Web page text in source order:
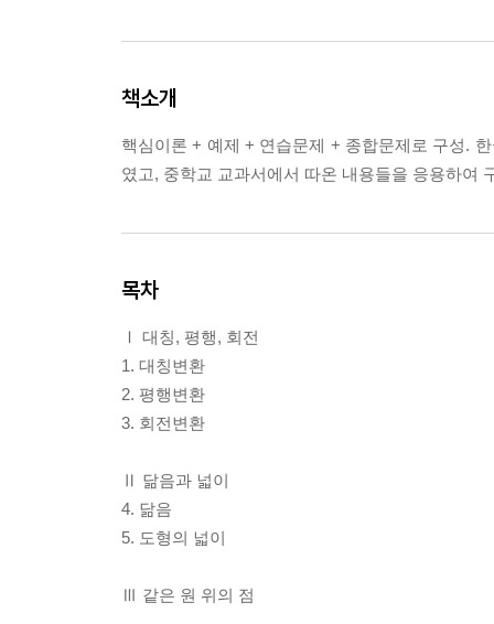
책소개
핵심이론 + 예제 + 연습문제 + 종합문제로 구성.
였고, 중학교 교과서에서 따온 내용들을 응용하여
목차
Ⅰ 대칭, 평행, 회전
1. 대칭변환
2. 평행변환
3. 회전변환
Ⅱ 닮음과 넓이
4. 닮음
5. 도형의 넓이
Ⅲ 같은 원 위의 점